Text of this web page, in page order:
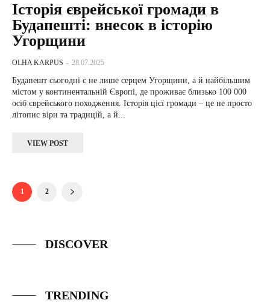
Історія єврейської громади в
Будапешті: внесок в історію
Угорщини
OLHA KARPUS - 28.07.2025
Будапешт сьогодні є не лише серцем Угорщини, а й найбільшим
містом у континентальній Європі, де проживає близько 100 000
осіб єврейського походження. Історія цієї громади – це не просто
літопис віри та традицій, а й...
VIEW POST
1 2
DISCOVER
TRENDING